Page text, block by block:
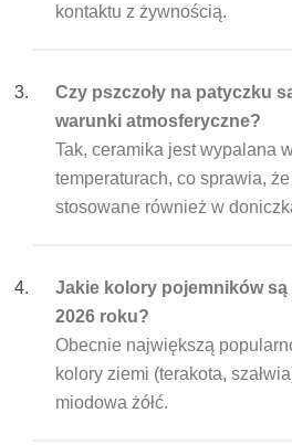
kontaktu z żywnością.
Czy pszczoły na patyczku
warunki atmosferyczne?
Tak, ceramika jest wypalana
temperaturach, co sprawia,
stosowane również w
Jakie kolory pojemników
2026 roku?
Obecnie największą
kolory ziemi (terakota,
miodowa żółć.